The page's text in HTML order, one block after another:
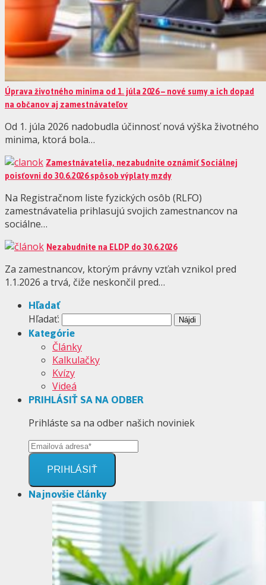
Úprava životného minima od 1. júla 2026 – nové sumy a ich dopad
na občanov aj zamestnávateľov
Od 1. júla 2026 nadobudla účinnosť nová výška životného
minima, ktorá bola…
Zamestnávatelia, nezabudnite oznámiť Sociálnej
poisťovni do 30.6.2026 spôsob výplaty mzdy
Na Registračnom liste fyzických osôb (RLFO)
zamestnávatelia prihlasujú svojich zamestnancov na
sociálne…
Nezabudnite na ELDP do 30.6.2026
Za zamestnancov, ktorým právny vzťah vznikol pred
1.1.2026 a trvá, čiže neskončil pred…
Hľadať
Hľadať:
Kategórie
Články
Kalkulačky
Kvízy
Videá
PRIHLÁSIŤ SA NA ODBER
Prihláste sa na odber našich noviniek
PRIHLÁSIŤ
Najnovšie články